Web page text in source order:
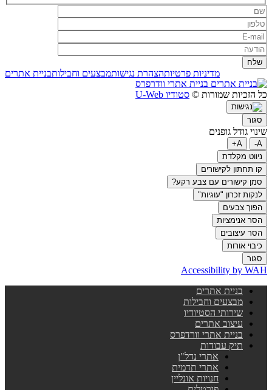
בניית אתריםמבצעים וחבילותהצהרת נגישותמדיניות פרטיות
בניית אתרי וודרפרס
כל הזכיות שמורות © סטודיו U-Web
סגור
שינוי גודל גופנים
A-
A+
ניווט מקלדת
קו תחתון לקישורים
סמן קישורים עם צבע רקע?
לנקות זכרון "עוגיות"
הפוך צבעים
הסר אנימציות
הסר עיצובים
כיבוי אורות
סגור
Accessibility by WAH
בניית אתרים
מבצעים וחבילות
שירותי הסטיודיו
עיצוב אתרים
בניית אתרי וורדפרס
תיק עבודות
אתרי נדל"ן
אתרי תדמית
חנויות אונליין